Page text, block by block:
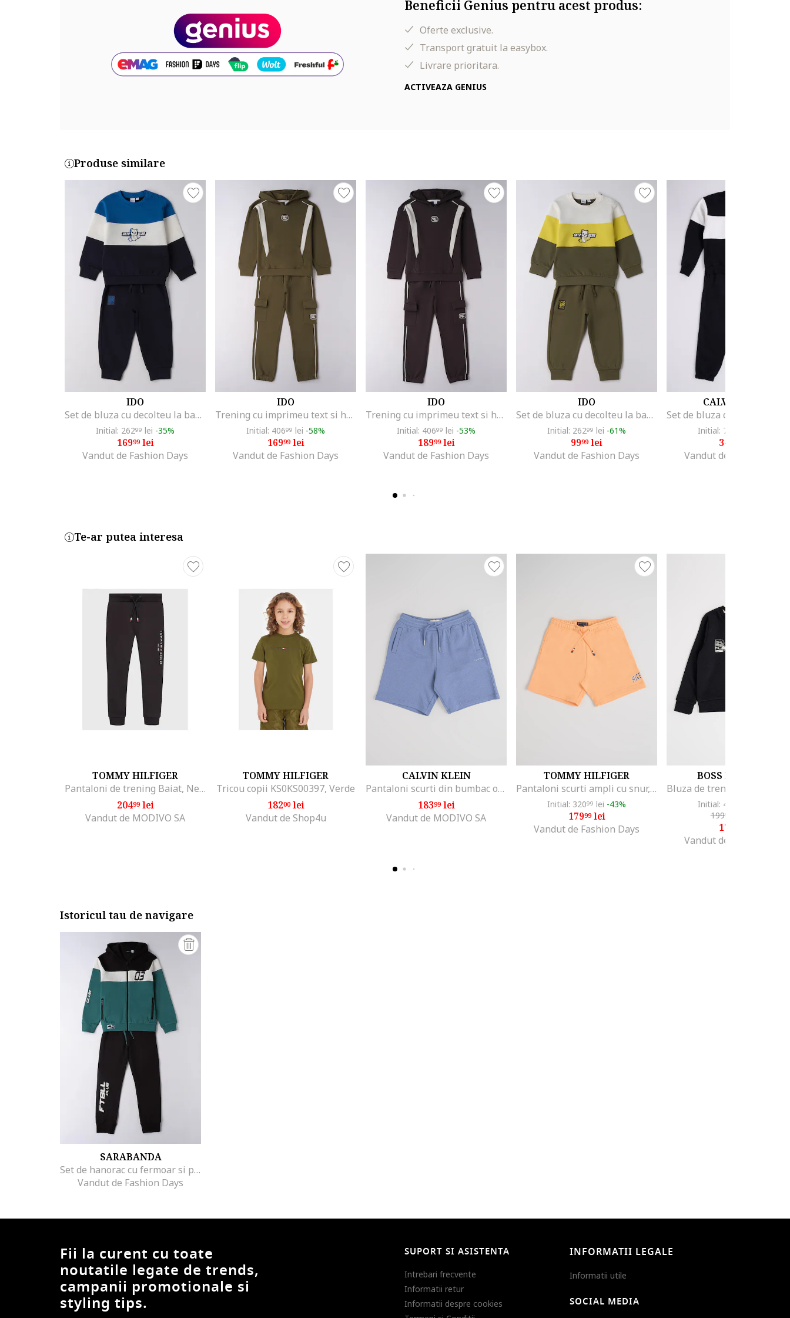
Beneficii Genius pentru acest produs:
Oferte exclusive.
Transport gratuit la easybox.
Livrare prioritara.
ACTIVEAZA GENIUS
Produse similare
IDO
Set de bluza cu decolteu la baza gatului si pantaloni de trening - 2 piese, Alb/Bleumarin
Initial: 26299 lei -35%
16999lei
Vandut de Fashion Days
IDO
Trening cu imprimeu text si hanorac, Verde padure
Initial: 40699 lei -58%
16999lei
Vandut de Fashion Days
IDO
Trening cu imprimeu text si hanorac, Gri inchis
Initial: 40699 lei -53%
18999lei
Vandut de Fashion Days
IDO
Set de bluza cu decolteu la baza gatului si pantaloni de trening - 2 piese, Maro/Galben
Initial: 26299 lei -61%
9999lei
Vandut de Fashion Days
CALVIN KLEIN
Initial: 748
349
Vandut de Fashion Days
Te-ar putea interesa
TOMMY HILFIGER
Pantaloni de trening Baiat, Negru, 100% bumbac, 4Y
20499lei
Vandut de MODIVO SA
TOMMY HILFIGER
Tricou copii KS0KS00397, Verde
18200lei
Vandut de Shop4u
CALVIN KLEIN
Pantaloni scurti din bumbac organic cu logo, Albastru inchis
18399lei
Vandut de MODIVO SA
TOMMY HILFIGER
Pantaloni scurti ampli cu snur, Portocaliu pal
Initial: 32099 lei -43%
17999lei
Vandut de Fashion Days
BOSS KIDSWEAR
Initial: 451
19999
179
Vandut de Fashion Days
Istoricul tau de navigare
SARABANDA
Set de hanorac cu fermoar si pantaloni de trening, Alb/Negru/Verde persan
Vandut de Fashion Days
Fii la curent cu toate
noutatile legate de trends,
campanii promotionale si
styling tips.
SUPORT SI ASISTENTA
Intrebari frecvente
Informatii retur
Informatii despre cookies
INFORMATII LEGALE
Informatii utile
SOCIAL MEDIA